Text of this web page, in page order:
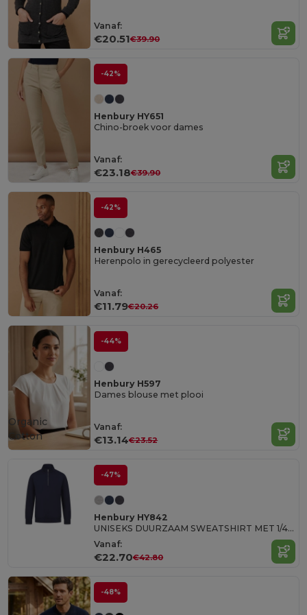
Vanaf:
€20.51€39.90
-42%
Henbury HY651
Chino-broek voor dames
Vanaf:
€23.18€39.90
-42%
Henbury H465
Herenpolo in gerecycleerd polyester
Vanaf:
€11.79€20.26
-44%
Henbury H597
Dames blouse met plooi
Vanaf:
€13.14€23.52
Organic
Cotton
-47%
Henbury HY842
UNISEKS DUURZAAM SWEATSHIRT MET 1/4 RITS
Vanaf:
€22.70€42.80
-48%